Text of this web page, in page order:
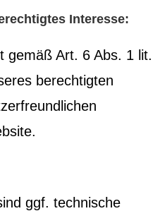
Interesse:
gemäß Art. 6 Abs. 1 lit.
berechtigten
ggf. technische